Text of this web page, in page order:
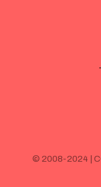
© 2008-2024 |